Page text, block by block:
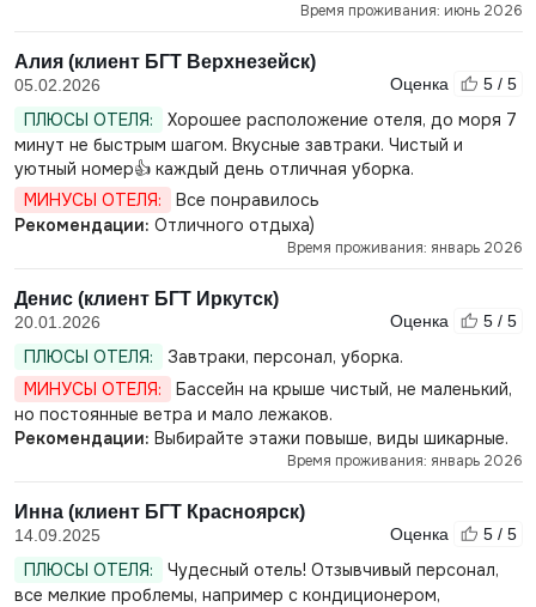
Время проживания: июнь 2026
Алия (клиент БГТ Верхнезейск)
05.02.2026 Оценка 5 / 5
ПЛЮСЫ ОТЕЛЯ:
Хорошее расположение отеля, до моря 7
минут не быстрым шагом. Вкусные завтраки. Чистый и
уютный номер👍 каждый день отличная уборка.
МИНУСЫ ОТЕЛЯ:
Все понравилось
Рекомендации: Отличного отдыха)
Время проживания: январь 2026
Денис (клиент БГТ Иркутск)
20.01.2026 Оценка 5 / 5
ПЛЮСЫ ОТЕЛЯ:
Завтраки, персонал, уборка.
МИНУСЫ ОТЕЛЯ:
Бассейн на крыше чистый, не маленький,
но постоянные ветра и мало лежаков.
Рекомендации: Выбирайте этажи повыше, виды шикарные.
Время проживания: январь 2026
Инна (клиент БГТ Красноярск)
14.09.2025 Оценка 5 / 5
ПЛЮСЫ ОТЕЛЯ:
Чудесный отель! Отзывчивый персонал,
все мелкие проблемы, например с кондиционером,